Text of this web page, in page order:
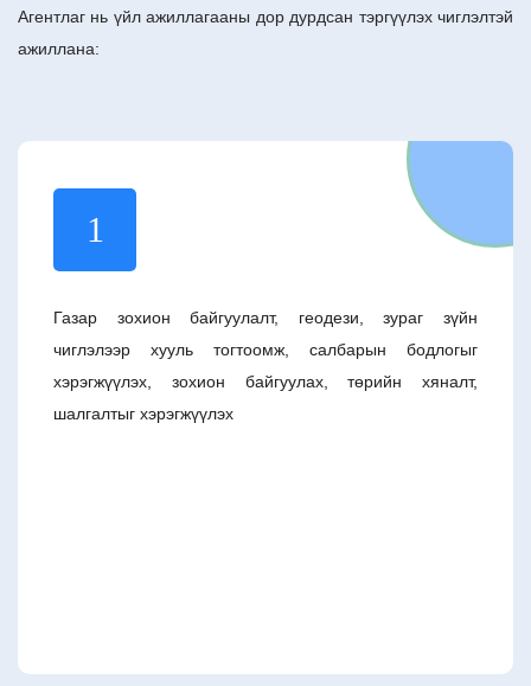
Агентлаг нь үйл ажиллагааны дор дурдсан тэргүүлэх чиглэлтэй
ажиллана:
1
Газар зохион байгуулалт, геодези, зураг зүйн
чиглэлээр хууль тогтоомж, салбарын бодлогыг
хэрэгжүүлэх, зохион байгуулах, төрийн хяналт,
шалгалтыг хэрэгжүүлэх